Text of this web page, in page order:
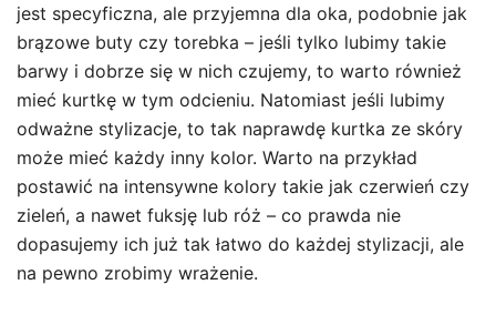
jest specyficzna, ale przyjemna dla oka, podobnie jak
brązowe buty czy torebka – jeśli tylko lubimy takie
barwy i dobrze się w nich czujemy, to warto również
mieć kurtkę w tym odcieniu. Natomiast jeśli lubimy
odważne stylizacje, to tak naprawdę kurtka ze skóry
może mieć każdy inny kolor. Warto na przykład
postawić na intensywne kolory takie jak czerwień czy
zieleń, a nawet fuksję lub róż – co prawda nie
dopasujemy ich już tak łatwo do każdej stylizacji, ale
na pewno zrobimy wrażenie.